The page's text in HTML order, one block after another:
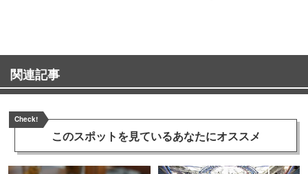
関連記事
Check!
このスポットを見ているあなたにオススメ